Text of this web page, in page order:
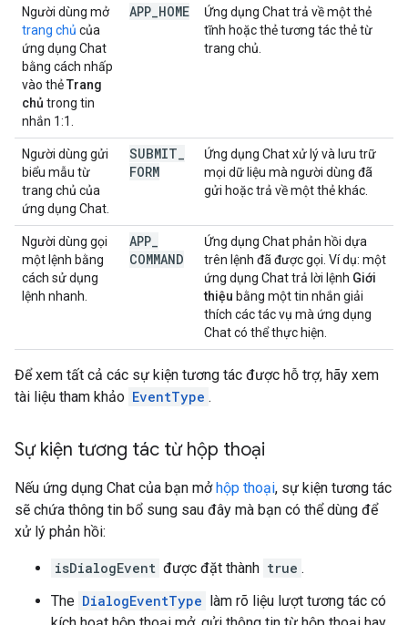
Người dùng mở
trang chủ của
ứng dụng Chat
bằng cách nhấp
vào thẻTrang
chủ trong tin
nhắn 1:1.
APP HOME
Ứng dụng Chat trả về một thẻ
tĩnh hoặc thẻ tương tác thẻ từ
trang chủ.
Người dùng gửi
biểu mẫu từ
trang chủ của
ứng dụng Chat.
SUBMIT
FORM
Ứng dụng Chat xử lý và lưu trữ
mọi dữ liệu mà người dùng đã
gửi hoặc trả về một thẻ khác.
Người dùng gọi
một lệnh bằng
cách sử dụng
lệnh nhanh.
APP
COMMAND
Ứng dụng Chat phản hồi dựa
trên lệnh đã được gọi. Ví dụ: một
ứng dụng Chat trả lời lệnh Giới
thiệu bằng một tin nhắn giải
thích các tác vụ mà ứng dụng
Chat có thể thực hiện.
Để xem tất cả các sự kiện tương tác được hỗ trợ, hãy xem
tài liệu tham khảo EventType .
Sự kiện tương tác từ hộp thoại
Nếu ứng dụng Chat của bạn mởhộp thoại, sự kiện tương tác
sẽ chứa thông tin bổ sung sau đây mà bạn có thể dùng để
xử lý phản hồi:
isDialogEvent được đặt thành true .
The DialogEventType làm rõ liệu lượt tương tác có